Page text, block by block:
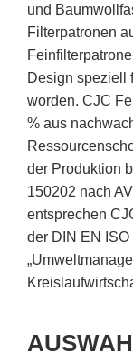
und
Filterpatronen
Design speziell
worden. CJC
% aus
der Produktion
150202 nach
entsprechen
der DIN EN